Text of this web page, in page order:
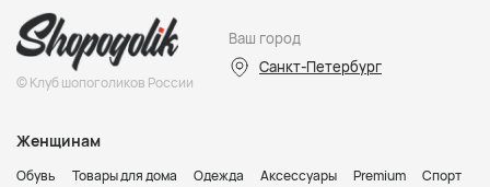
© Клуб шопоголиков России
Ваш город
Санкт-Петербург
Женщинам
Обувь Товары для дома Одежда Аксессуары Premium
Спорт